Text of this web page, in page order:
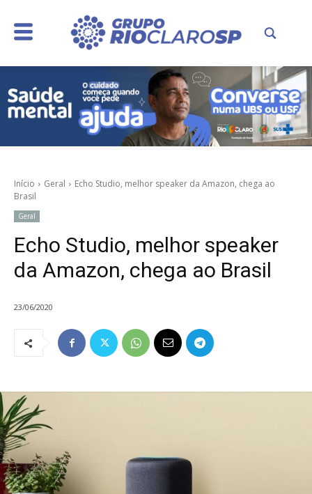
Início Geral
Echo Studio, melhor speaker da Amazon, chega ao
Brasil
Geral
Echo Studio, melhor speaker
da Amazon, chega ao Brasil
23/06/2020